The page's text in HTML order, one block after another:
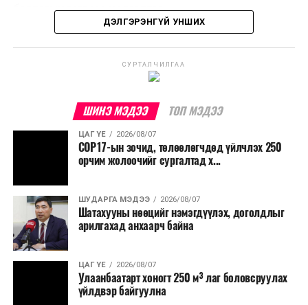
улсад өргөн ашиглаж байна.
бодлогын газраас мэдээллээ.
ДЭЛГЭРЭНГҮЙ УНШИХ
СУРТАЛЧИЛГАА
ШИНЭ МЭДЭЭ ТОП МЭДЭЭ
ЦАГ ҮЕ 2026/08/07
COP17-ын зочид, төлөөлөгчдөд үйлчлэх 250
орчим жолоочийг сургалтад х...
ШУДАРГА МЭДЭЭ 2026/08/07
Шатахууны нөөцийг нэмэгдүүлэх, доголдлыг
арилгахад анхаарч байна
ЦАГ ҮЕ 2026/08/07
Улаанбаатарт хоногт 250 м³ лаг боловсруулах
үйлдвэр байгуулна